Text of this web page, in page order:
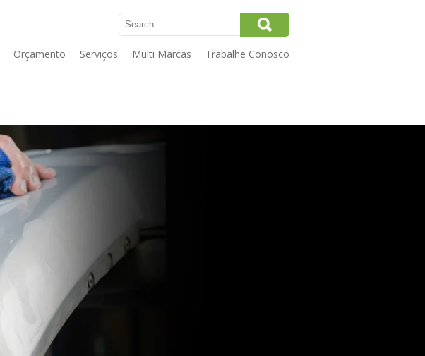
Orçamento Serviços Multi Marcas Trabalhe Conosco